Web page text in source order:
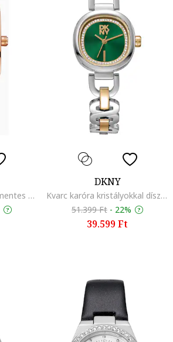
Négyszögletű rozsdamentes acél karóra, Rózsaarany
DKNY
Kvarc karóra kristályokkal díszítve, Ezüstszín/Aranyszín
51.399 Ft - 22%
39.599 Ft